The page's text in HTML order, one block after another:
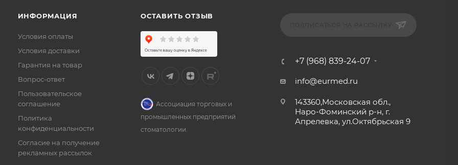
ИНФОРМАЦИЯ
Условия оплаты
Условия доставки
Гарантия на товар
Вопрос-ответ
Пользовательское
соглашение
Политика
конфиденциальности
Согласие на получение
рекламных рассылок
ОСТАВИТЬ ОТЗЫВ
Ассоциация торговых и
промышленных предприятий
стоматологии.
+7 (968) 839-24-07
info@eurmed.ru
143360,Московская обл.,
Наро-Фоминский р-н, г.
Апрелевка, ул.Октябрьская 9